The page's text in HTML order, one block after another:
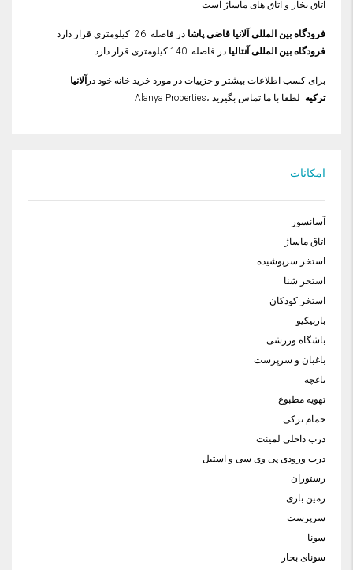
اتاق بخار و اتاق های ماساژ است
فرودگاه بین المللی آلانیا قاضی پاشا در فاصله 26 کیلومتری قرار دارد
فرودگاه بین المللی آنتالیا در فاصله 140 کیلومتری قرار دارد
برای کسب اطلاعات بیشتر و جزییات در مورد خرید خانه خود در آلانیا
ترکیه لطفا با ما تماس بگیرید ،Alanya Properties
امکانات
آسانسور
اتاق ماساژ
استخر سرپوشیده
استخر شنا
استخر کودکان
باربیکیو
باشگاه ورزشی
باغبان و سرپرست
باغچه
تهویه مطبوع
حمام ترکی
درب داخلی لمینت
درب ورودی پی وی سی و استیل
رستوران
زمین بازی
سرپرست
سونا
سونای بخار